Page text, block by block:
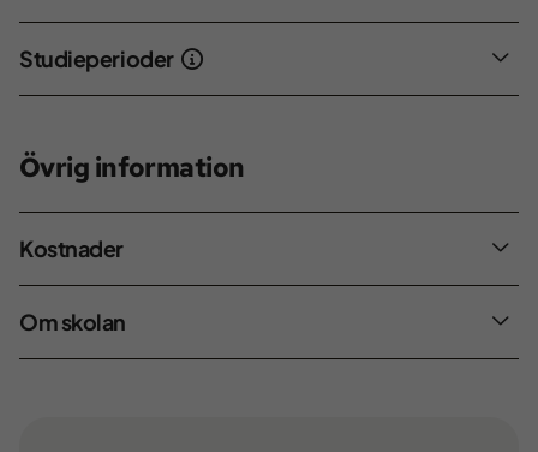
Studieperioder
Övrig information
Kostnader
Om skolan